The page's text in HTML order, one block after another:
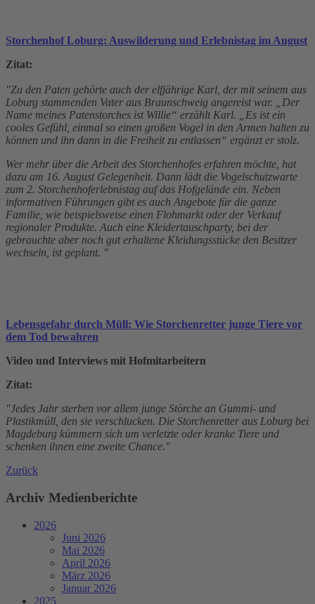
Storchenhof Loburg: Auswilderung und Erlebnistag im August
Zitat:
"Zu den Paten gehörte auch der elfjährige Karl, der mit seinem aus
Loburg stammenden Vater aus Braunschweig angereist war. „Der
Name meines Patenstorches ist Willie“ erzählt Karl. „Es ist ein
cooles Gefühl, einmal so einen großen Vogel in den Armen halten zu
können und ihn dann in die Freiheit zu entlassen“ ergänzt er stolz.
Wer mehr über die Arbeit des Storchenhofes erfahren möchte, hat
dazu am 16. August Gelegenheit. Dann lädt die Vogelschutzwarte
zum 2. Storchenhoferlebnistag auf das Hofgelände ein. Neben
informativen Führungen gibt es auch Angebote für die ganze
Familie, wie beispielsweise einen Flohmarkt oder der Verkauf
regionaler Produkte. Auch eine Kleidertauschparty, bei der
gebrauchte aber noch gut erhaltene Kleidungsstücke den Besitzer
wechseln, ist geplant. "
Lebensgefahr durch Müll: Wie Storchenretter junge Tiere vor
dem Tod bewahren
Video und Interviews mit Hofmitarbeitern
Zitat:
"Jedes Jahr sterben vor allem junge Störche an Gummi- und
Plastikmüll, den sie verschlucken. Die Storchenretter aus Loburg bei
Magdeburg kümmern sich um verletzte oder kranke Tiere und
schenken ihnen eine zweite Chance."
Zurück
Archiv Medienberichte
2026
Juni 2026
Mai 2026
April 2026
März 2026
Januar 2026
2025